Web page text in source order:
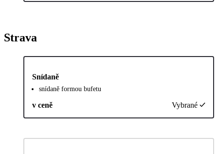
Strava
Snídaně
snídaně formou bufetu
v ceně Vybrané